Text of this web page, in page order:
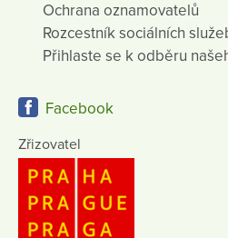
Ochrana oznamovatelů
Rozcestník sociálních
Přihlaste se k odběru
Facebook
Zřizovatel